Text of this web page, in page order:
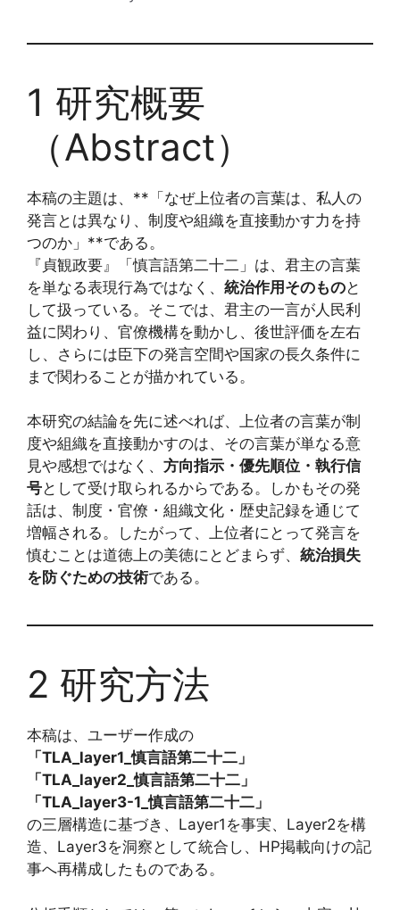
1 研究概要
（Abstract）
本稿の主題は、**「なぜ上位者の言葉は、私人の
発言とは異なり、制度や組織を直接動かす力を持
つのか」**である。
『貞観政要』「慎言語第二十二」は、君主の言葉
を単なる表現行為ではなく、 統治作用そのものと
して扱っている。そこでは、君主の一言が人民利
益に関わり、官僚機構を動かし、後世評価を左右
し、さらには臣下の発言空間や国家の長久条件に
まで関わることが描かれている。
本研究の結論を先に述べれば、上位者の言葉が制
度や組織を直接動かすのは、その言葉が単なる意
見や感想ではなく、 方向指示・優先順位・執行信
号として受け取られるからである。しかもその発
話は、制度・官僚・組織文化・歴史記録を通じて
増幅される。したがって、上位者にとって発言を
慎むことは道徳上の美徳にとどまらず、 統治損失
を防ぐための技術である。
2 研究方法
本稿は、ユーザー作成の
「TLA_layer1_慎言語第二十二」
「TLA_layer2_慎言語第二十二」
「TLA_layer3-1_慎言語第二十二」
の三層構造に基づき、Layer1を事実、Layer2を構
造、Layer3を洞察として統合し、HP掲載向けの記
事へ再構成したものである。